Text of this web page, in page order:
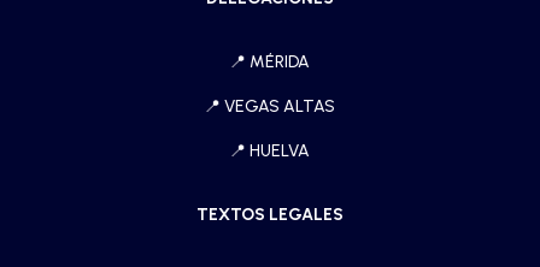
📍 MÉRIDA
📍VEGAS ALTAS
📍HUELVA
TEXTOS LEGALES